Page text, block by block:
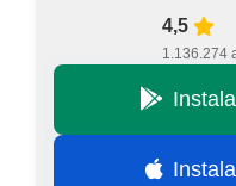
4,5
1.136.274